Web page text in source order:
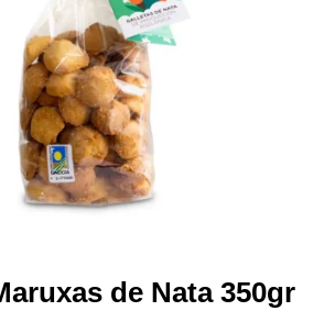
de Nata 350gr